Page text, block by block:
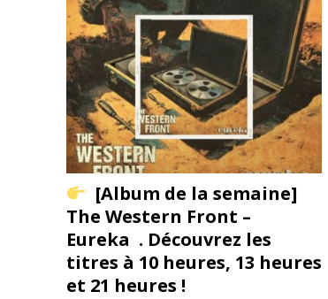
[Album de la semaine]
The Western Front –
Eureka . Découvrez les
titres à 10 heures, 13 heures
et 21 heures !